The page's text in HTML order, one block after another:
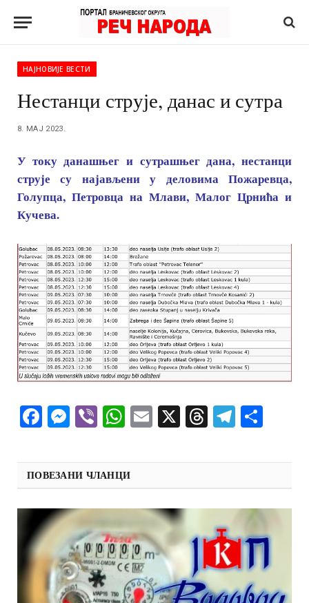
НАЈНОВИЈЕ ВЕСТИ
Нестанци струје, данас и сутра
8. МАЈ 2023.
У току данашњег и сутрашњег дана, нестанци
струје су најављени у деловима Пожаревца,
Голупца, Петровца на Млави, Малог Црнића и
Кучева.
Facebook
Messenger
ViberWhatsApp
Email
X Threads
ПОВЕЗАНИ ЧЛАНЦИ